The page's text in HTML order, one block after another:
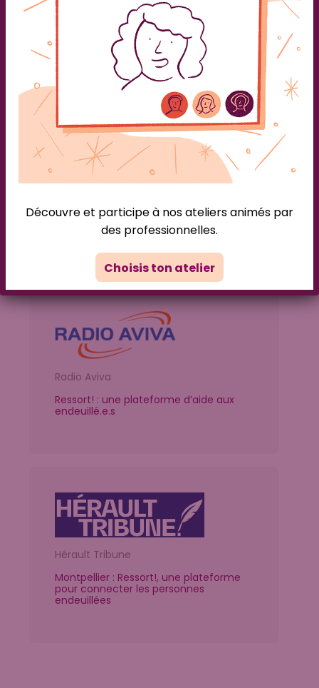
Elles créent un site de rencontres pour
les personnes en deuil
France Bleu Hérault
Deux Montpellieraines lancent une
plateforme pour aider les personnes
endeuillées
Radio Aviva
Ressort! : une plateforme d’aide aux
endeuillé.e.s
Hérault Tribune
Montpellier : Ressort!, une plateforme
pour connecter les personnes
endeuillées
Découvre et participe à nos ateliers animés par
des professionnelles.
Choisis ton atelier